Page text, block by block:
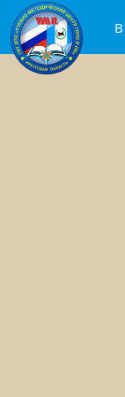
Перейти к